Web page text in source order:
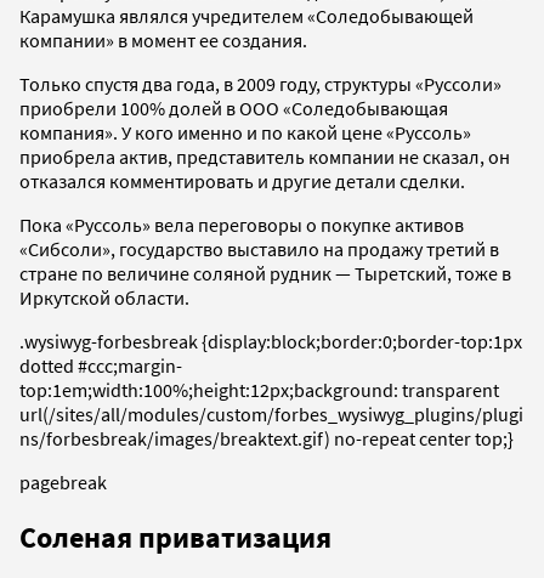
Карамушка являлся учредителем «Соледобывающей
компании» в момент ее создания.
Только спустя два года, в 2009 году, структуры «Руссоли»
приобрели 100% долей в ООО «Соледобывающая
компания». У кого именно и по какой цене «Руссоль»
приобрела актив, представитель компании не сказал, он
отказался комментировать и другие детали сделки.
Пока «Руссоль» вела переговоры о покупке активов
«Сибсоли», государство выставило на продажу третий в
стране по величине соляной рудник — Тыретский, тоже в
Иркутской области.
.wysiwyg-forbesbreak {display:block;border:0;border-top:1px
dotted #ccc;margin-
top:1em;width:100%;height:12px;background: transparent
url(/sites/all/modules/custom/forbes_wysiwyg_plugins/plugi
ns/forbesbreak/images/breaktext.gif) no-repeat center top;}
pagebreak
Соленая приватизация